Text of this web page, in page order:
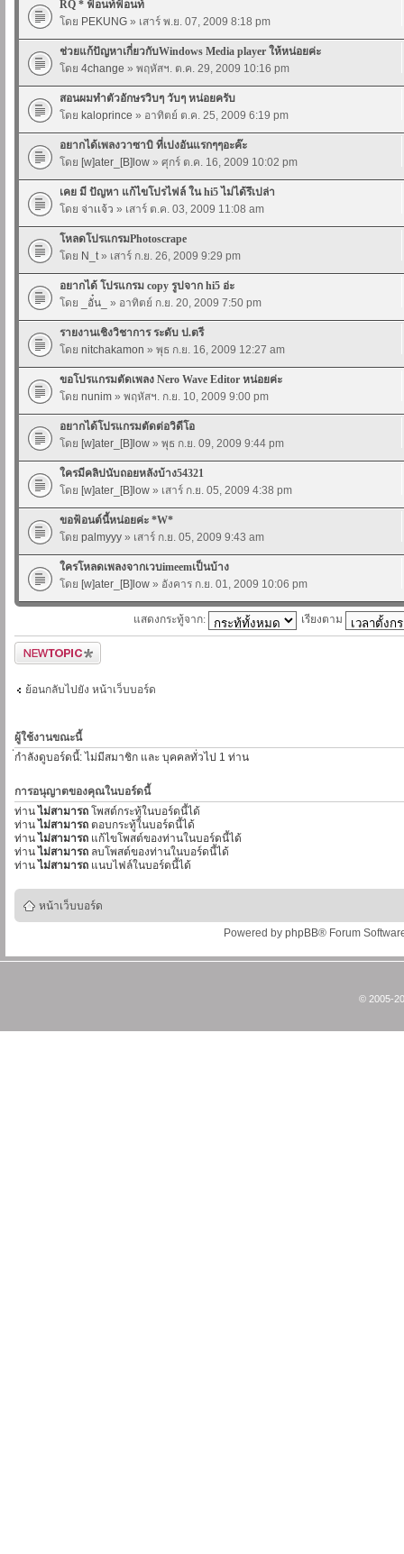
RQ * ฟ้อนท์ฟ้อนท์
โดย PEKUNG » เสาร์ พ.ย. 07, 2009 8:18 pm
ช่วยแก้ปัญหาเกี่ยวกับWindows Media player ให้หน่อยค่ะ
โดย 4change » พฤหัสฯ. ต.ค. 29, 2009 10:16 pm
สอนผมทำตัวอักษรวิบๆ วับๆ หน่อยครับ
โดย kaloprince » อาทิตย์ ต.ค. 25, 2009 6:19 pm
อยากได้เพลงวาซาบิ ที่เปงอันแรกๆๆอะค๊ะ
โดย [w]ater_[B]low » ศุกร์ ต.ค. 16, 2009 10:02 pm
เคย มี ปัญหา แก้ไขโปรไฟล์ ใน hi5 ไม่ได้รึเปล่า
โดย จ่าเเจ้ว » เสาร์ ต.ค. 03, 2009 11:08 am
โหลดโปรแกรมPhotoscrape
โดย N_t» เสาร์ ก.ย. 26, 2009 9:29 pm
อยากได้ โปรแกรม copy รูปจาก hi5 อ่ะ
โดย
_อั๋น_ » อาทิตย์ ก.ย. 20, 2009 7:50 pm
รายงานเชิงวิชาการ ระดับ ป.ตรี
โดย nitchakamon » พุธ ก.ย. 16, 2009 12:27 am
ขอโปรแกรมตัดเพลง Nero Wave Editor หน่อยค่ะ
โดย nunim » พฤหัสฯ. ก.ย. 10, 2009 9:00 pm
อยากได้โปรแกรมตัดต่อวิดีโอ
โดย [w]ater_[B]low » พุธ ก.ย. 09, 2009 9:44 pm
ใครมีคลิปนับถอยหลังบ้าง54321
โดย [w]ater_[B]low » เสาร์ ก.ย. 05, 2009 4:38 pm
ขอฟ้อนต์นี้หน่อยค่ะ *W*
โดย palmyyy » เสาร์ ก.ย. 05, 2009 9:43 am
ใครโหลดเพลงจากเวบimeemเป็นบ้าง
โดย [w]ater_[B]low » อังคาร ก.ย. 01, 2009 10:06 pm
แสดงกระทู้จาก: เรียงตาม
ตั้งกระทู้ใหม่
ย้อนกลับไปยัง หน้าเว็บบอร์ด
ผู้ใช้งานขณะนี้
่กำลังดูบอร์ดนี้: ไม่มีสมาชิก และ บุคคลทั่วไป 1 ท่าน
การอนุญาตของคุณในบอร์ดนี้
ท่าน ไม่สามารถ โพสต์กระทู้ในบอร์ดนี้ได้
ท่าน ไม่สามารถ ตอบกระทู้ในบอร์ดนี้ได้
ท่าน ไม่สามารถ แก้ไขโพสต์ของท่านในบอร์ดนี้ได้
ท่าน ไม่สามารถ ลบโพสต์ของท่านในบอร์ดนี้ได้
ท่าน ไม่สามารถ แนบไฟล์ในบอร์ดนี้ได้
หน้าเว็บบอร์ด
Powered by phpBB® Forum
© 2005-